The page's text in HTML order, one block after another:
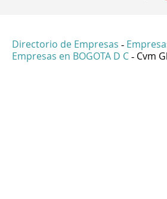
Directorio de Empresas -
Empresas en BOGOTA D C - Cvm